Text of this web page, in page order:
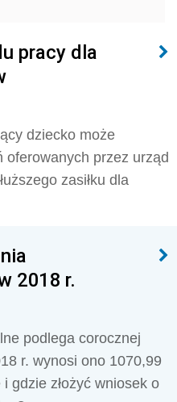
pracy dla
dziecko może
oferowanych przez urząd
zasiłku dla
2018 r.
podlega corocznej
r. wynosi ono 1070,99
i gdzie złożyć wniosek o